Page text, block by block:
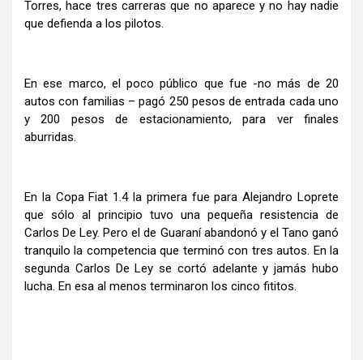
Torres, hace tres carreras que no aparece y no hay nadie
que defienda a los pilotos.
En ese marco, el poco público que fue -no más de 20
autos con familias – pagó 250 pesos de entrada cada uno
y 200 pesos de estacionamiento, para ver finales
aburridas.
En la Copa Fiat 1.4 la primera fue para Alejandro Loprete
que sólo al principio tuvo una pequeña resistencia de
Carlos De Ley. Pero el de Guaraní abandonó y el Tano ganó
tranquilo la competencia que terminó con tres autos. En la
segunda Carlos De Ley se cortó adelante y jamás hubo
lucha. En esa al menos terminaron los cinco fititos.